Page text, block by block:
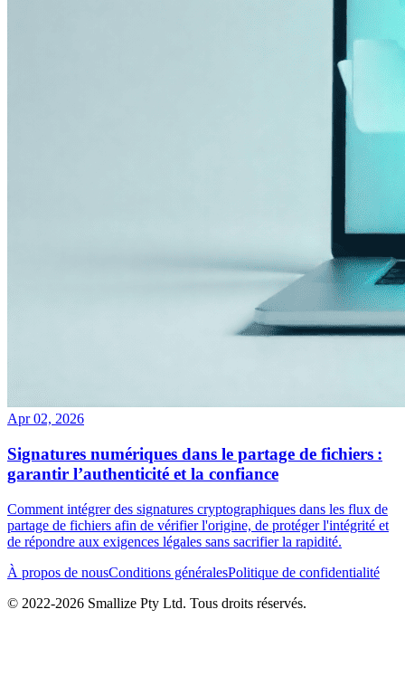
Apr 02, 2026
Signatures numériques dans le partage de fichiers :
garantir l’authenticité et la confiance
Comment intégrer des signatures cryptographiques dans les flux de
partage de fichiers afin de vérifier l'origine, de protéger l'intégrité et
de répondre aux exigences légales sans sacrifier la rapidité.
À propos de nousConditions généralesPolitique de confidentialité
© 2022-2026 Smallize Pty Ltd. Tous droits réservés.